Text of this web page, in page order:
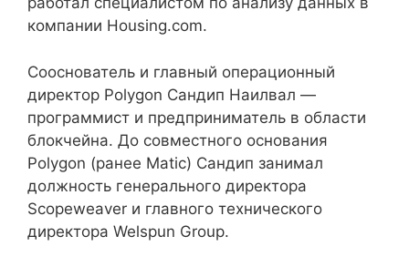
компании Housing.com.
Сооснователь и главный операционный
директор Polygon Сандип Наилвал —
программист и предприниматель в области
блокчейна. До совместного основания
Polygon (ранее Matic) Сандип занимал
должность генерального директора
Scopeweaver и главного технического
директора Welspun Group.